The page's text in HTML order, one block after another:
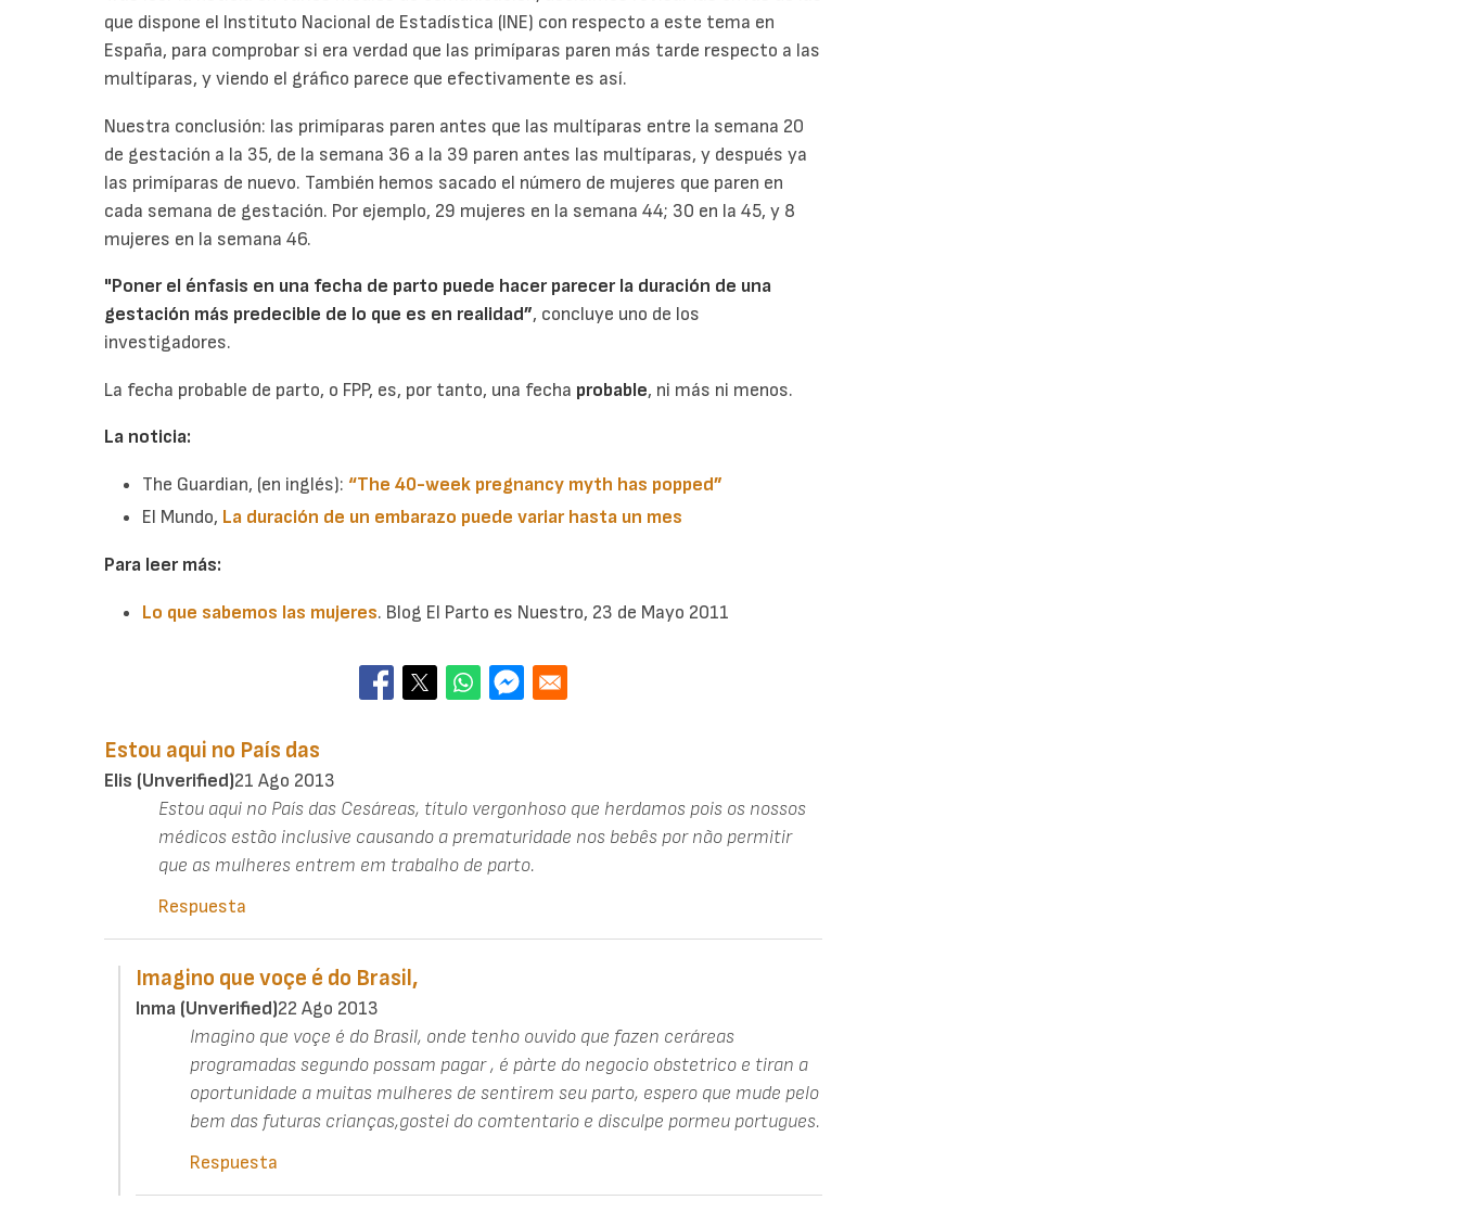
que dispone el Instituto Nacional de Estadística (INE) con respecto a este tema en
España, para comprobar si era verdad que las primíparas paren más tarde respecto a las
multíparas, y viendo el gráfico parece que efectivamente es así.
Nuestra conclusión: las primíparas paren antes que las multíparas entre la semana 20
de gestación a la 35, de la semana 36 a la 39 paren antes las multíparas, y después ya
las primíparas de nuevo. También hemos sacado el número de mujeres que paren en
cada semana de gestación. Por ejemplo, 29 mujeres en la semana 44; 30 en la 45, y 8
mujeres en la semana 46.
"Poner el énfasis en una fecha de parto puede hacer parecer la duración de una
gestación más predecible de lo que es en realidad”, concluye uno de los
investigadores.
La fecha probable de parto, o FPP, es, por tanto, una fecha probable, ni más ni menos.
La noticia:
The Guardian, (en inglés): “The 40-week pregnancy myth has popped”
El Mundo, La duración de un embarazo puede variar hasta un mes
Para leer más:
Lo que sabemos las mujeres. Blog El Parto es Nuestro, 23 de Mayo 2011
Estou aqui no País das
Elis (unverified)21 Ago 2013
Estou aqui no País das Cesáreas, título vergonhoso que herdamos pois os nossos
médicos estão inclusive causando a prematuridade nos bebês por não permitir
que as mulheres entrem em trabalho de parto.
Respuesta
Imagino que voçe é do Brasil,
Inma (unverified)22 Ago 2013
Imagino que voçe é do Brasil, onde tenho ouvido que fazen ceráreas
programadas segundo possam pagar , é pàrte do negocio obstetrico e tiran a
oportunidade a muitas mulheres de sentirem seu parto, espero que mude pelo
bem das futuras crianças,gostei do comtentario e disculpe pormeu portugues.
Respuesta